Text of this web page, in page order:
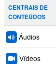
CENTRAIS DE
CONTEÚDOS
Áudios
Vídeos